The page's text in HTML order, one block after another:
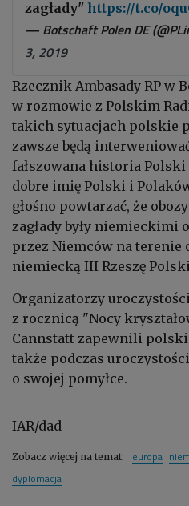
zagłady" https://t.co/
— Botschaft Polen DE
3, 2019
Rzecznik Ambasady RP w
w rozmowie z Polskim
takich sytuacjach polskie
zawsze będą
fałszowana historia
dobre imię Polski i
głośno powtarzać, że
zagłady były niemieckimi
przez Niemców na terenie
niemiecką III Rzeszę
Organizatorzy
z rocznicą "Nocy
Cannstatt zapewnili
także podczas
o swojej pomyłce.
IAR/dad
Zobacz więcej na temat: europa
dyplomacja